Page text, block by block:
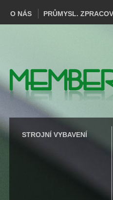
O NÁS PRŮMYSL.
STROJNÍ VYBAVENÍ